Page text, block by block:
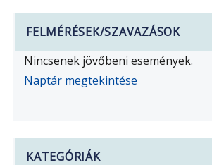
FELMÉRÉSEK/SZAVAZÁSOK
Nincsenek jövőbeni események.
Naptár megtekintése
KATEGÓRIÁK